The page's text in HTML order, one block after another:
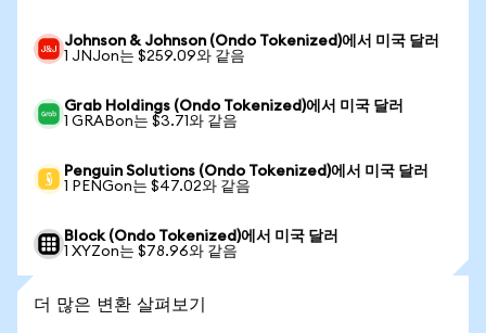
Johnson & Johnson (Ondo Tokenized)에서 미국 달러
1 JNJon는 $259.09와 같음
Grab Holdings (Ondo Tokenized)에서 미국 달러
1 GRABon는 $3.71와 같음
Penguin Solutions (Ondo Tokenized)에서 미국 달러
1 PENGon는 $47.02와 같음
Block (Ondo Tokenized)에서 미국 달러
1 XYZon는 $78.96와 같음
더 많은 변환 살펴보기